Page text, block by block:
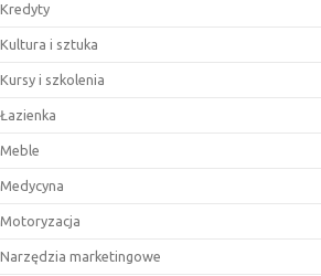
Kredyty
Kultura i sztuka
Kursy i szkolenia
Łazienka
Meble
Medycyna
Motoryzacja
Narzędzia marketingowe